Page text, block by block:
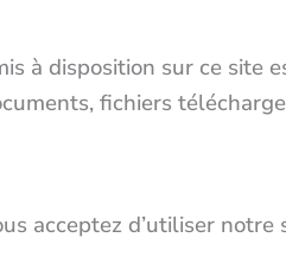
à disposition sur ce site
fichiers
acceptez d’utiliser